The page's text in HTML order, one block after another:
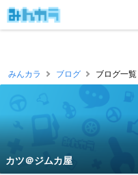
みんカラ ブログ ブログ一
カツ＠ジムカ屋